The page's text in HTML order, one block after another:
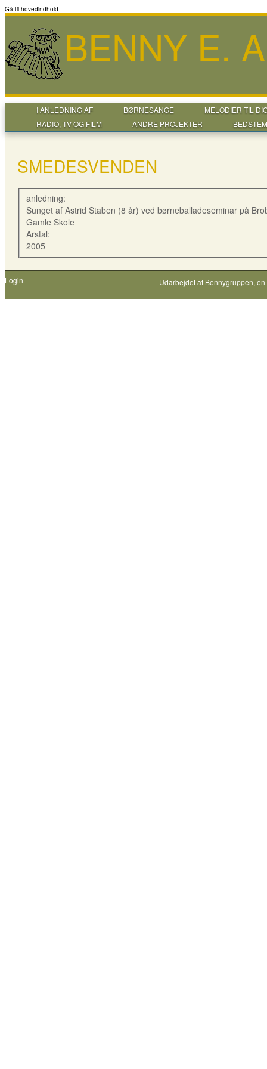
Gå til hovedindhold
BENNY E.
I ANLEDNING AF BØRNESANGE
MELODIER TIL
RADIO, TV OG FILM
ANDRE PROJEKTER
SMEDESVENDEN
anledning:
Sunget af Astrid Staben (8 år) ved børneballadeseminar på
Gamle Skole
Arstal:
2005
Login Udarbejdet af Bennygruppen,